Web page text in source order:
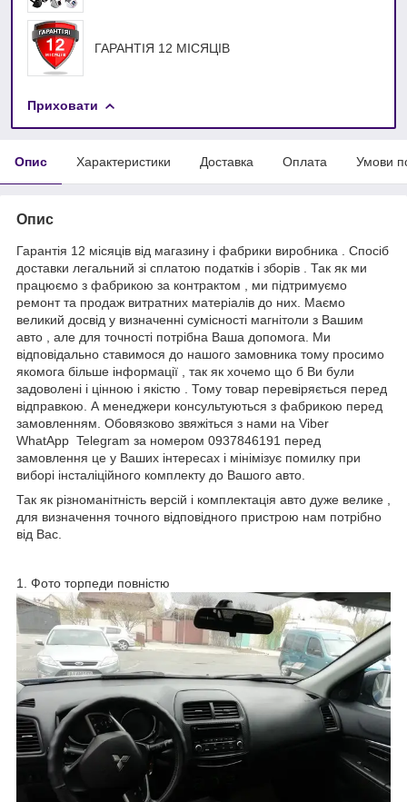
ГАРАНТІЯ 12 МІСЯЦІВ
Приховати
Опис Характеристики Доставка Оплата Умови
Опис
Гарантія 12 місяців від магазину і фабрики виробника . Спосіб
доставки легальний зі сплатою податків і зборів . Так як ми
працюємо з фабрикою за контрактом , ми підтримуємо
ремонт та продаж витратних матеріалів до них. Маємо
великий досвід у визначенні сумісності магнітоли з Вашим
авто , але для точності потрібна Ваша допомога. Ми
відповідально ставимося до нашого замовника тому просимо
якомога більше інформації , так як хочемо що б Ви були
задоволені і цінною і якістю . Тому товар перевіряється перед
відправкою. А менеджери консультуються з фабрикою перед
замовленням. Обовязково звяжіться з нами на Viber
WhatApp Telegram за номером 0937846191 перед
замовлення це у Ваших інтересах і мінімізує помилку при
виборі інсталіційного комплекту до Вашого авто.
Так як різноманітність версій і комплектація авто дуже велике ,
для визначення точного відповідного пристрою нам потрібно
від Вас.
1. Фото торпеди повністю